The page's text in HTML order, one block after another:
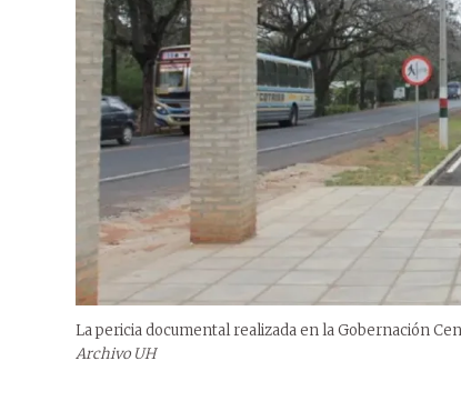
La pericia documental realizada en la Gobernación
Archivo UH